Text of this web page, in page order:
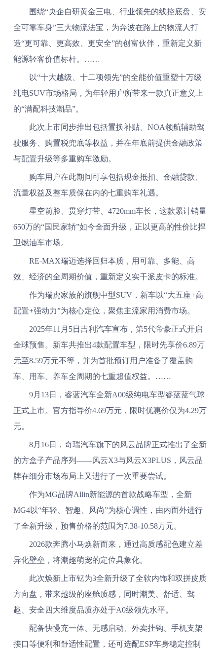
围绕“央企自研黄金三电、行业领先的线控底盘、安
全可靠车身”三大物流法宝，为奔波在路上的物流人打
造“更可靠、更高效、更安全”的创富伙伴，重新定义新
能源轻客价值标杆。……
以“十大越级、十二项领先”的全能价值重塑十万级
纯电SUV市场格局，为年轻用户所带来一款真正意义上
的“满配科技潮品”。
此次上市同步推出包括置换补贴、NOA领航辅助驾
驶服务、购置税兜底等权益，并在年底前提供金融政策
与配置升级等多重购车激励。
购车用户在此期间可享包括现金抵扣、金融贷款、
流量权益及整车质保在内的七重购车礼遇。
星空前脸、贯穿灯带、4720mm车长，这款累计销量
650万的“国民家轿”如今全面升级，正以更高的性价比捍
卫燃油车市场。
RE-MAX瑞迈选择回归本质，用可靠、多能、高
效、经济的全周期价值，重新定义实干派皮卡的标准。
作为瑞虎家族的旗舰中型SUV，新车以“大五座+高
配置+强动力”为核心定位，聚焦主流家用消费市场。
2025年11月5日吉利汽车宣布，第5代帝豪正式开启
全球预售。新车共推出4款配置车型，限时先享价6.89万
元至8.59万元不等，并为首批预订用户准备了覆盖购
车、用车、养车全周期的七重超值权益。……
9月13日，睿蓝汽车全新A00级纯电车型睿蓝蓝气球
正式上市。官方指导价4.69万元，限时优惠价仅为4.29万
元。
8月16日，奇瑞汽车旗下的风云品牌正式推出了全新
的方盒子产品序列——风云X3与风云X3PLUS，风云品
牌在细分市场布局上又进行了一次重要尝试。
作为MG品牌Allin新能源的首款战略车型，全新
MG4以“年轻、智趣、风尚”为核心调性，由内而外进行
了全新升级，预售价格的范围为7.38-10.58万元。
2026款奔腾小马焕新而来，通过高质感配色建立差
异化壁垒，将潮趣萌宠的定位具象化。
此次焕新上市钇为3全新升级了全软内饰和双拼皮质
方向盘，带来越级的座舱质感，同时潮美、舒适、驾
趣、安全四大维度品质亦处于A0级领先水平。
配备快慢充一体、无感启动、外卖挂钩、手机支架
接口等便利和舒适性配置，还可选配ESP车身稳定控制